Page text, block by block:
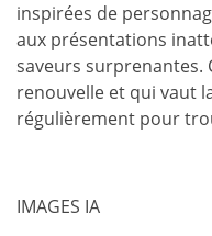
inspirées de
aux présentations
saveurs surprenantes.
renouvelle et qui vaut
régulièrement pour
IMAGES IA